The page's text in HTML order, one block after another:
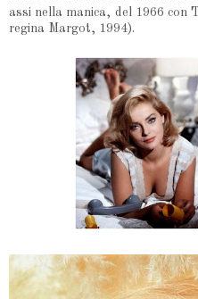
assi nella manica, del 1966 con
regina Margot, 1994).